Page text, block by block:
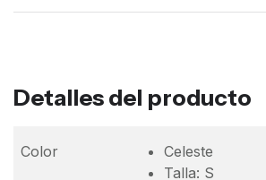
Detalles del producto
Color
Celeste
Talla: S